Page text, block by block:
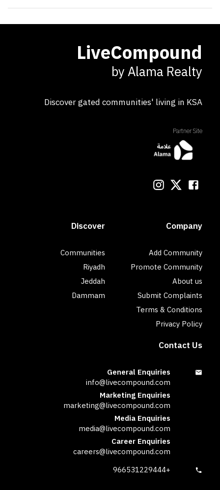
LiveCompound
by Alama Realty
Discover gated communities' living in KSA
Partner Site
Company
Add Community
Promote Community
About us
Submit Complaints
Terms & Conditions
Privacy Policy
Discover
Communities
Riyadh
Jeddah
Dammam
Contact Us
General Enquiries
info@livecompound.com
Marketing Enquiries
marketing@livecompound.com
Media Enquiries
media@livecompound.com
Career Enquiries
careers@livecompound.com
+966531229444